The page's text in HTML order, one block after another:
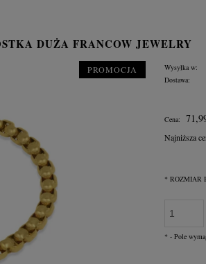
DUŻA FRANCOW JEWELRY
PROMOCJA Wysyłka w:
Dostawa:
Cena:
Najniższa
dni,
sprzedaży.
* ROZMIAR
* - Pole